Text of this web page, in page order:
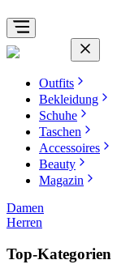
Outfits
Bekleidung
Schuhe
Taschen
Accessoires
Beauty
Magazin
Damen
Herren
Top-Kategorien